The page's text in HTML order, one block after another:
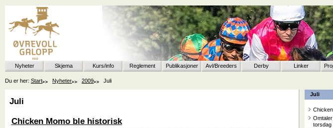
Nyheter Skjema Kurs/info Reglement Publikasjoner Avl/Breeders Derby Linker
Du er her: Start Nyheter 2009 Juli
Juli
torsdag
Juli
Chicken Momo ble historisk